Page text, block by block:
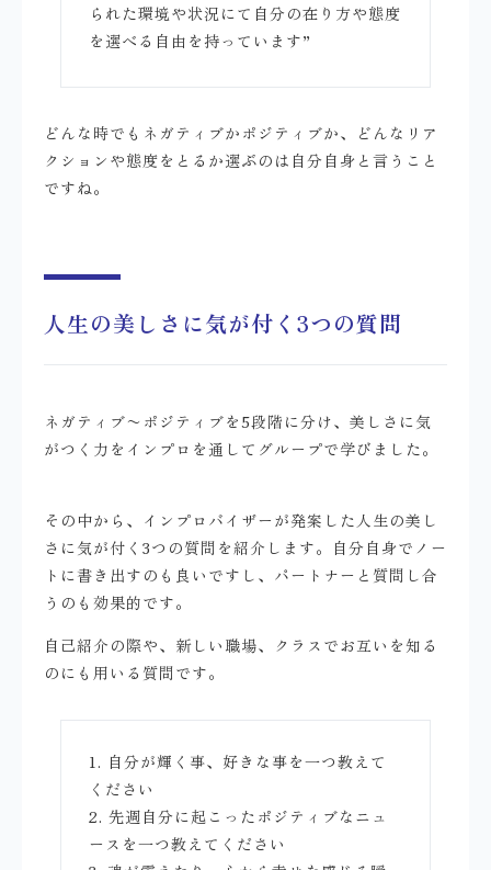
られた環境や状況にて自分の在り方や態度
を選べる自由を持っています”
どんな時でもネガティブかポジティブか、どんなリア
クションや態度をとるか選ぶのは自分自身と言うこと
ですね。
人生の美しさに気が付く3つの質問
ネガティブ〜ポジティブを5段階に分け、美しさに気
がつく力をインプロを通してグループで学びました。
その中から、インプロバイザーが発案した人生の美し
さに気が付く3つの質問を紹介します。自分自身でノー
トに書き出すのも良いですし、パートナーと質問し合
うのも効果的です。
自己紹介の際や、新しい職場、クラスでお互いを知る
のにも用いる質問です。
1. 自分が輝く事、好きな事を一つ教えて
ください
2. 先週自分に起こったポジティブなニュ
ースを一つ教えてください